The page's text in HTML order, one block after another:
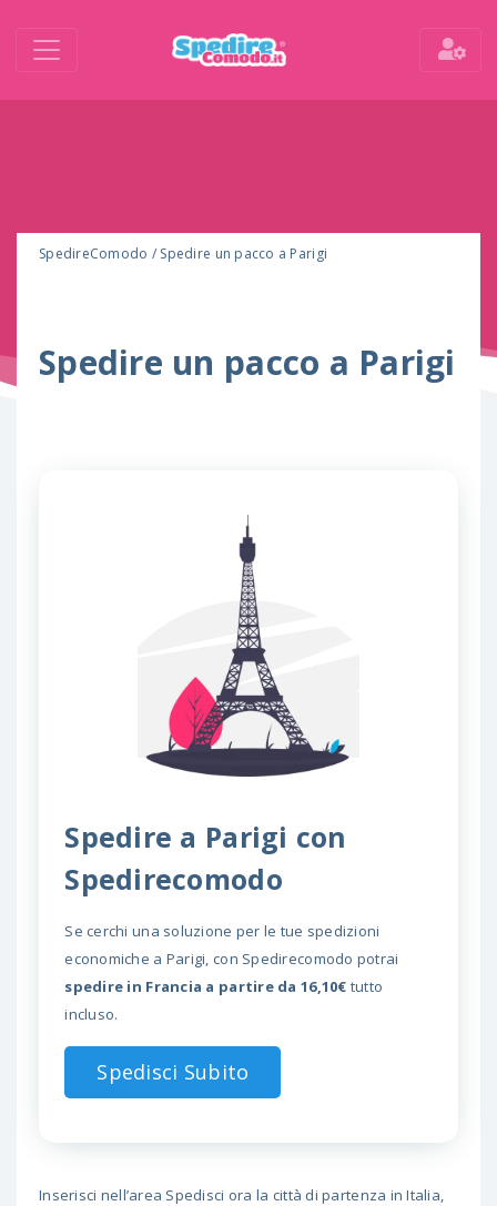
SpedireComodo / Spedire un pacco a Parigi
Spedire un pacco a Parigi
Spedire a Parigi con
Spedirecomodo
Se cerchi una soluzione per le tue spedizioni
economiche a Parigi, con Spedirecomodo potrai
spedire in Francia a partire da 16,10€ tutto
incluso.
Spedisci Subito
Inserisci nell’area Spedisci ora la città di partenza in Italia,